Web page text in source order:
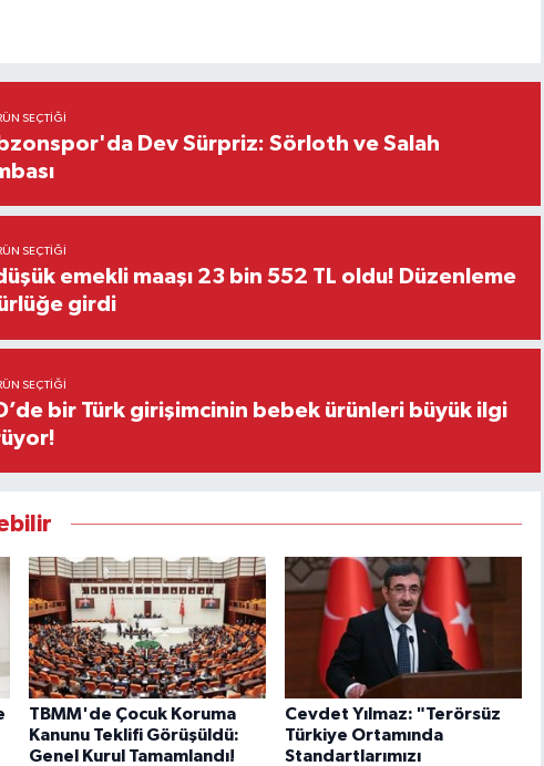
SEÇTIĞI
Dev Sürpriz: Sörloth ve Salah
SEÇTIĞI
emekli maaşı 23 bin 552 TL oldu! Düzenleme
girdi
SEÇTIĞI
bir Türk girişimcinin bebek ürünleri büyük ilgi
TBMM'de Çocuk Koruma
Kanunu Teklifi Görüşüldü:
Genel Kurul Tamamlandı!
Cevdet Yılmaz: "Terörsüz
Türkiye Ortamında
Standartlarımızı